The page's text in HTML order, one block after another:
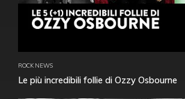
ROCK NEWS
Le più incredibili follie di Ozzy Osbourne